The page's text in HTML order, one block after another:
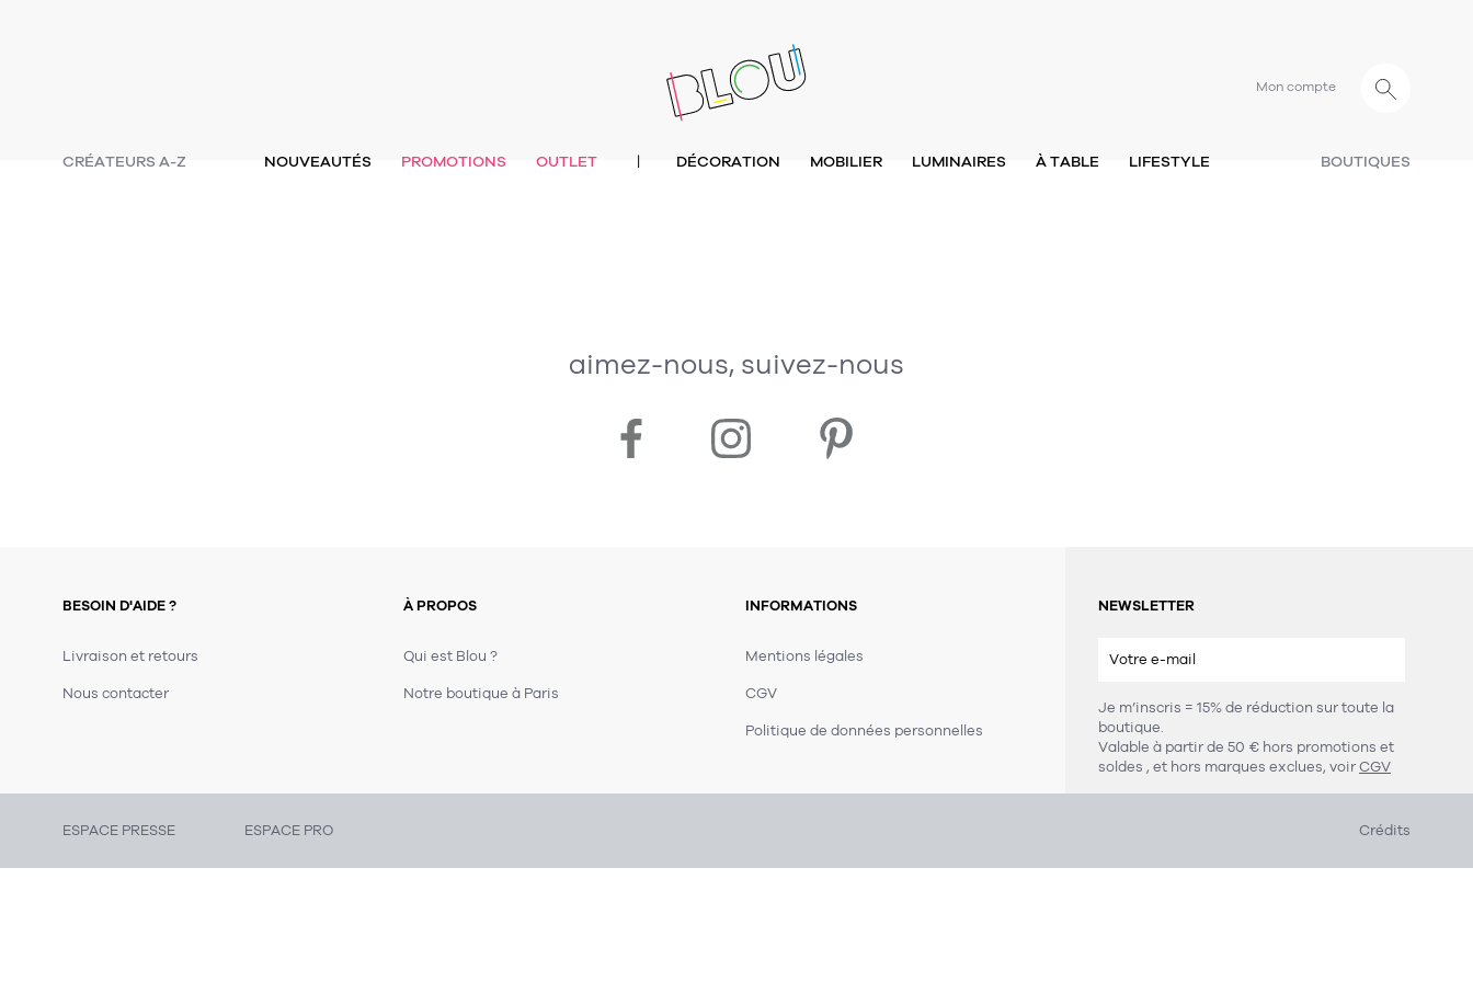
Mon compte
CRÉATEURS A-Z BOUTIQUES
NOUVEAUTÉS PROMOTIONS OUTLET | DÉCORATION MOBILIER LUMINAIRES À TABLE LIFESTYLE
aimez-nous, suivez-nous
NEWSLETTER
Je m’inscris = 15% de réduction sur toute la
boutique.
Valable à partir de 50 € hors promotions et
soldes , et hors marques exclues, voirCGV
BESOIN D'AIDE ?
Livraison et retours
Nous contacter
À PROPOS
Qui est Blou ?
Notre boutique à Paris
INFORMATIONS
Mentions légales
CGV
Politique de données personnelles
ESPACE PRESSE ESPACE PRO Crédits